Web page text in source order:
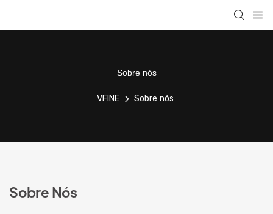
Sobre nós
VFINE Sobre nós
Sobre Nós